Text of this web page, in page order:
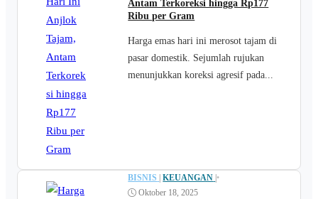
Antam Terkoreksi hingga Rp177
Ribu per Gram
Harga emas hari ini merosot tajam di
pasar domestik. Sejumlah rujukan
menunjukkan koreksi agresif pada...
BISNIS KEUANGAN •
Oktober 18, 2025